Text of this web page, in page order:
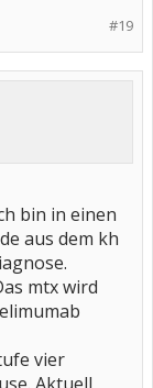
#19
bin in einen
aus dem kh
mtx wird
vier